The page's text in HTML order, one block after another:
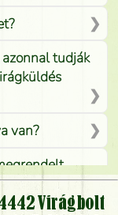
tudják
van?
kiszállítással
Virágbolt